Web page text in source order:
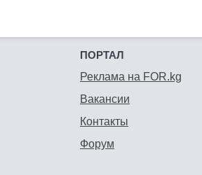
ПОРТАЛ
Реклама на FOR.kg
Вакансии
Контакты
Форум